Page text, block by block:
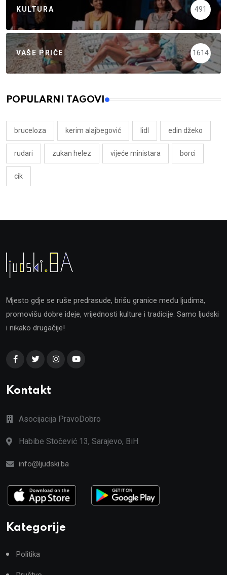
KULTURA 491
VAŠE PRIČE 1614
POPULARNI TAGOVI
bruceloza kerim alajbegović lidl edin džeko
rudari zukan helez vijeće ministara borci
cik
Mjesto gdje se ruše predrasude, brišu granice među ljudima,
promovišu dobre ideje, vrijednosti kulture i tradicije. Samo ljudski
i nikako drugačije!
Kontakt
Asocijacija PravoDobro
Habibe Stočević 13, Sarajevo, BiH
info@ljudski.ba
Kategorije
Politika